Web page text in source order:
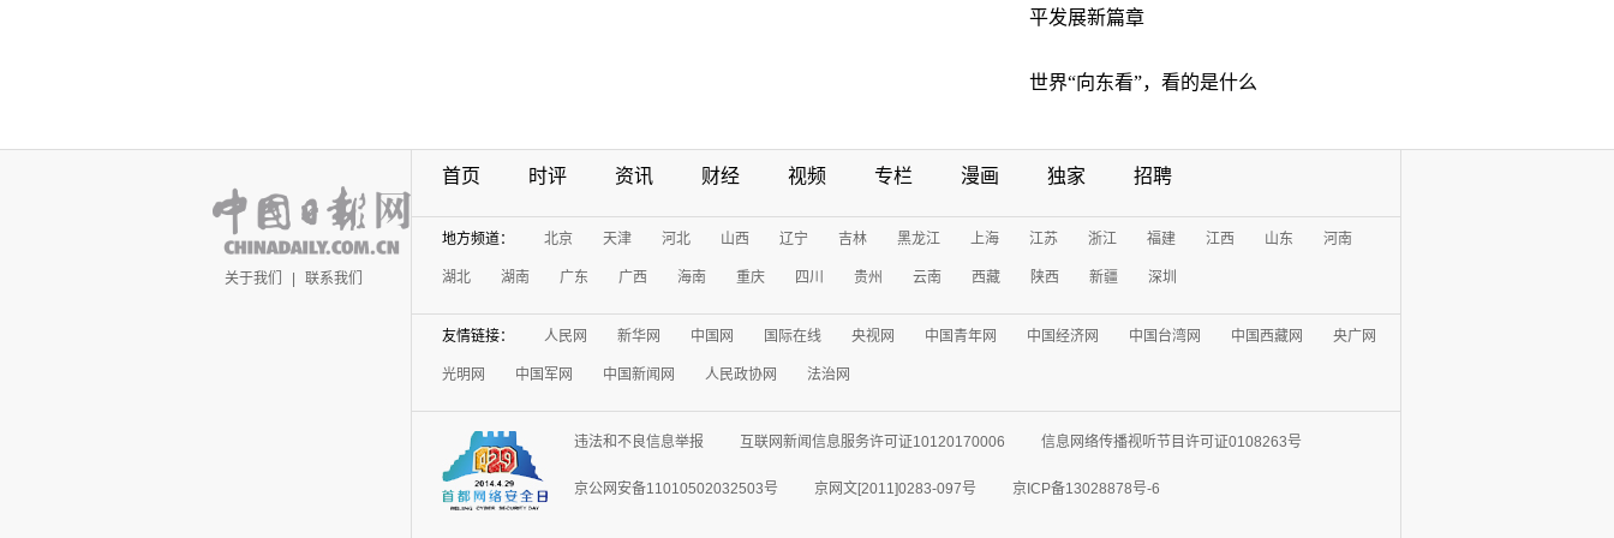
平发展新篇章
世界“向东看”，看的是什么
关于我们 联系我们
首页 时评 资讯 财经 视频 专栏 漫画 独家 招聘
地方频道： 北京 天津 河北 山西 辽宁 吉林 黑龙江 上海 江苏 浙江 福建 江西 山东 河南
湖北 湖南 广东 广西 海南 重庆 四川 贵州 云南 西藏 陕西 新疆 深圳
友情链接： 人民网 新华网 中国网 国际在线 央视网 中国青年网 中国经济网 中国台湾网 中国西藏网 央广网
光明网 中国军网 中国新闻网 人民政协网 法治网
违法和不良信息举报 互联网新闻信息服务许可证10120170006 信息网络传播视听节目许可证0108263号
京公网安备11010502032503号 京网文[2011]0283-097号 京ICP备13028878号-6